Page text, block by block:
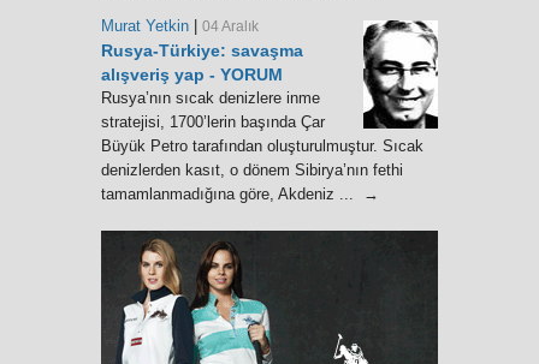
Murat Yetkin
04 Aralık
Rusya-Türkiye: savaşma
alışveriş yap - YORUM
Rusya’nın sıcak denizlere inme
stratejisi, 1700’lerin başında Çar
Büyük Petro tarafından oluşturulmuştur. Sıcak
denizlerden kasıt, o dönem Sibirya’nın fethi
tamamlanmadığına göre, Akdeniz ... →